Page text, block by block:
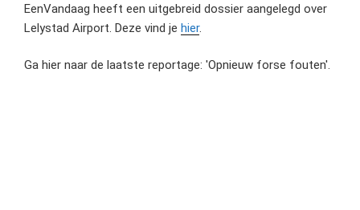
EenVandaag heeft een uitgebreid dossier aangelegd over
Lelystad Airport. Deze vind je hier.
Ga hier naar de laatste reportage: 'Opnieuw forse fouten'.